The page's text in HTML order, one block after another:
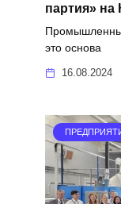
партия» на
это основа
16.08.2024